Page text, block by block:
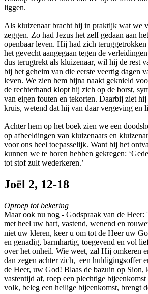
liggen.
Als kluizenaar bracht hij in praktijk wat we
zeggen. Zo had Jezus het zelf gedaan aan
openbaar leven. Hij had zich
het gevecht aangegaan tegen de
dus terugtrekt als kluizenaar, wil hij de rest
bij het geheim van die eerste veertig dagen
leven. We zien hem bijna naakt geknield
de rechterhand klopt hij zich op de borst,
van eigen fouten en tekorten. Daarbij ziet hij
kruis, wetend dat hij van daar vergeving en
Achter hem op het boek zien we een
op afbeeldingen van kluizenaars en
voor ons heel toepasselijk. Want bij het
kunnen we te horen hebben gekregen:
tot stof zult wederkeren.’
Joël 2, 12-18
Oproep tot bekering
Maar ook nu nog - Godspraak van de
met heel uw hart, vastend, wenend en
niet uw kleren, keer u om tot de Heer uw
en genadig, barmhartig, toegevend en vol
over het onheil. Wie weet, zal Hij omkeren
dan zegen achter zich, een huldigingsoffer
de Heer, uw God! Blaas de bazuin op Sion,
vastentijd af, roep een plechtige
volk, beleg een heilige bijeenkomst, brengt